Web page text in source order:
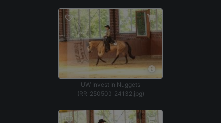
UW Invest In Nuggets
(RR_250503_24132.jpg)